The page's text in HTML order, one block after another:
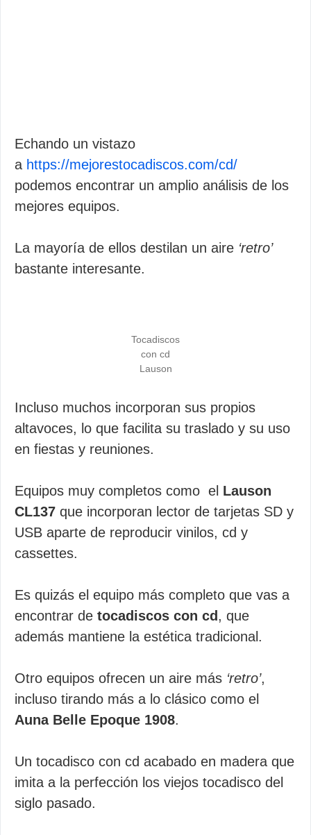
Echando un vistazo
a https://mejorestocadiscos.com/cd/
podemos encontrar un amplio análisis de los
mejores equipos.
La mayoría de ellos destilan un aire ‘retro’
bastante interesante.
Tocadiscos
con cd
Lauson
Incluso muchos incorporan sus propios
altavoces, lo que facilita su traslado y su uso
en fiestas y reuniones.
Equipos muy completos como el Lauson
CL137 que incorporan lector de tarjetas SD y
USB aparte de reproducir vinilos, cd y
cassettes.
Es quizás el equipo más completo que vas a
encontrar de tocadiscos con cd , que
además mantiene la estética tradicional.
Otro equipos ofrecen un aire más ‘retro’,
incluso tirando más a lo clásico como el
Auna Belle Epoque 1908.
Un tocadisco con cd acabado en madera que
imita a la perfección los viejos tocadisco del
siglo pasado.